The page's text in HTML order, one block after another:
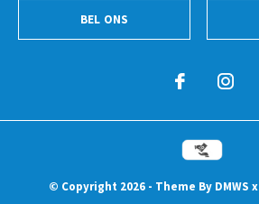
BEL ONS
© Copyright 2026 - Theme By DMWS x